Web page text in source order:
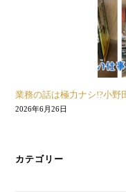
業務の話は極力ナシ!?小野
2026年6月26日
カテゴリー